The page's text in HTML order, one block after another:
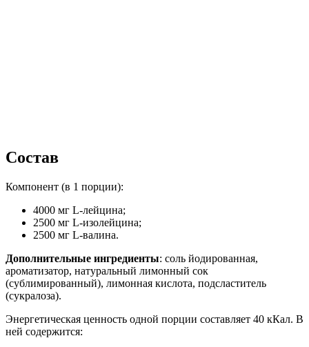
Состав
Компонент (в 1 порции):
4000 мг L-лейцина;
2500 мг L-изолейцина;
2500 мг L-валина.
Дополнительные ингредиенты: соль йодированная,
ароматизатор, натуральный лимонный сок
(сублимированный), лимонная кислота, подсластитель
(сукралоза).
Энергетическая ценность одной порции составляет 40 кКал. В
ней содержится: